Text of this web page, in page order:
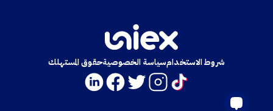
حقوق المستهلكسياسة الخصوصيةشروط الاستخدام